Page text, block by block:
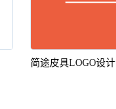
简途皮具LOGO设计